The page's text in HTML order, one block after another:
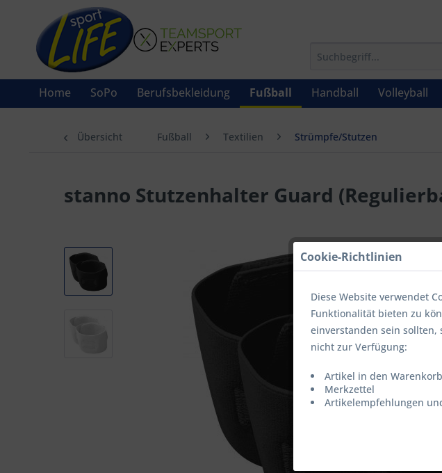
Home SoPo Berufsbekleidung Fußball Handball Volleyball
Übersicht Fußball Textilien Strümpfe/Stutzen
stanno Stutzenhalter Guard
Cookie-Richtlinien
Diese Website verwendet
Funktionalität bieten zu
einverstanden sein sollten,
nicht zur Verfügung:
Artikel in den
Merkzettel
Artikelempfehlungen